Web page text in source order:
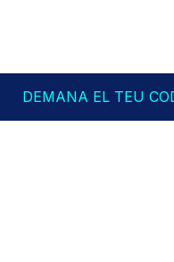
DEMANA EL TEU